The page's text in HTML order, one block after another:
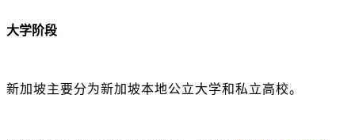
大学阶段
新加坡主要分为新加坡本地公立大学和私立高校。